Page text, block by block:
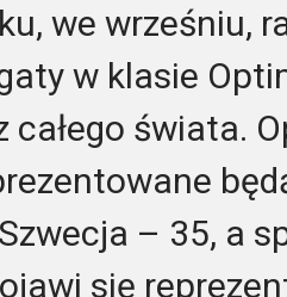
we wrześniu,
w klasie
całego świata.
– 35, a
się